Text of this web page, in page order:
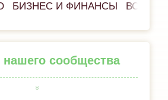
БИЗНЕС И ФИНАНСЫ ВСЁ
сообщества